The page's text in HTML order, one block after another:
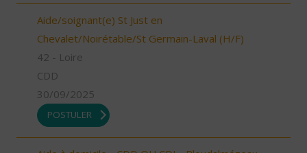
Aide/soignant(e) St Just en
Chevalet/Noirétable/St Germain-Laval (H/F)
42 - Loire
CDD
30/09/2025
POSTULER